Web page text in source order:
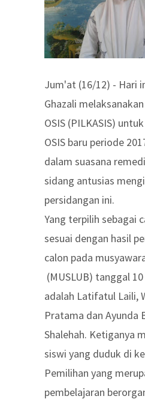
Jum'at (16/12) - Hari
Ghazali
OSIS (PILKASIS)
OSIS baru periode
dalam suasana
sidang antusias
persidangan ini.
Yang terpilih sebagai
sesuai dengan hasil
calon pada
(MUSLUB) tanggal
adalah Latifatul Laili,
Pratama dan Ayunda
Shalehah. Ketiganya
siswi yang duduk di
Pemilihan yang
pembelajaran